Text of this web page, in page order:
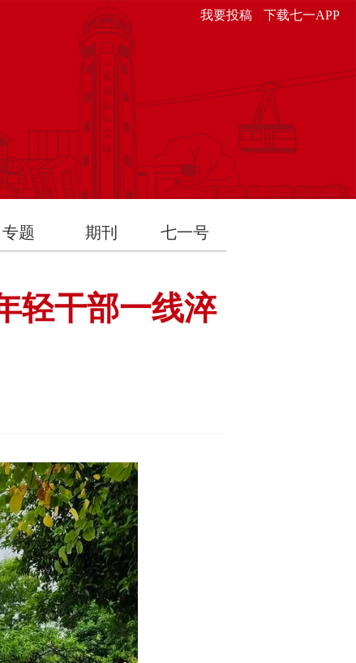
我要投稿 下载七一APP
专题 期刊 七一号
轻干部一线淬